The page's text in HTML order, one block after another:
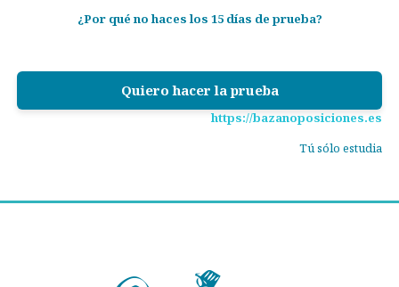
¿Por qué no haces los 15 días de prueba?
Quiero hacer la prueba
https://bazanoposiciones.es
Tú sólo estudia